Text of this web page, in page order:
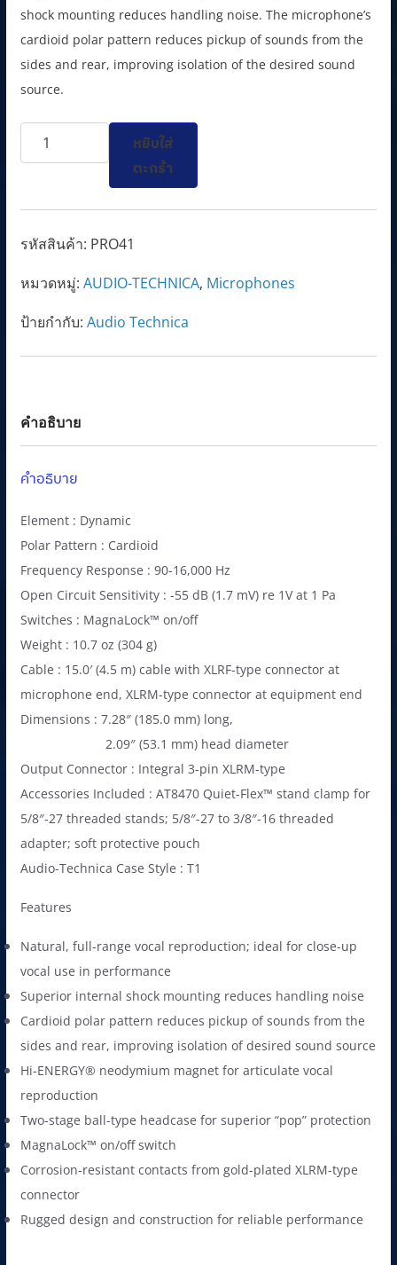
i
n
a
l
i
e
s
,
0
0
e
n
t
p
c
i
2
9
0
฿
shock mounting reduces handling noise. The microphone’s
cardioid polar pattern reduces pickup of sounds from the
sides and rear, improving isolation of the desired sound
source.
จำนวน
PRO41
Dynamic
Handheld
ชิ้น
หยิบใส่
ตะกร้า
รหัสสินค้า: PRO41
หมวดหมู่: AUDIO-TECHNICA, Microphones
ป้ายกำกับ: Audio Technica
คำอธิบาย
คำอธิบาย
Element : Dynamic
Polar Pattern : Cardioid
Frequency Response : 90-16,000 Hz
Open Circuit Sensitivity : -55 dB (1.7 mV) re 1V at 1 Pa
Switches : MagnaLock™ on/off
Weight : 10.7 oz (304 g)
Cable : 15.0′ (4.5 m) cable with XLRF-type connector at
microphone end, XLRM-type connector at equipment end
Dimensions : 7.28″ (185.0 mm) long,
2.09″ (53.1 mm) head diameter
Output Connector : Integral 3-pin XLRM-type
Accessories Included : AT8470 Quiet-Flex™ stand clamp for
5/8″-27 threaded stands; 5/8″-27 to 3/8″-16 threaded
adapter; soft protective pouch
Audio-Technica Case Style : T1
Features
Natural, full-range vocal reproduction; ideal for close-up
vocal use in performance
Superior internal shock mounting reduces handling noise
Cardioid polar pattern reduces pickup of sounds from the
sides and rear, improving isolation of desired sound source
Hi-ENERGY® neodymium magnet for articulate vocal
reproduction
Two-stage ball-type headcase for superior “pop” protection
MagnaLock™ on/off switch
Corrosion-resistant contacts from gold-plated XLRM-type
connector
Rugged design and construction for reliable performance